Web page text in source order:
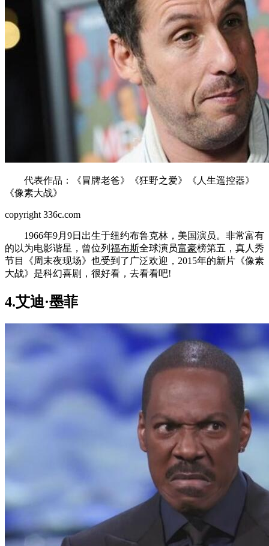
代表作品：《冒牌老爸》《狂野之爱》《人生遥控器》
《像素大战》
copyright 336c.com
1966年9月9日出生于纽约布鲁克林，美国演员。非常富有
的以为电影谐星，曾位列 福布斯全球演员富豪榜第五，真人秀
节目《周末夜现场》也受到了广泛欢迎，2015年的新片《像素
大战》是科幻喜剧，很好看，去看看吧!
4.艾迪·墨菲